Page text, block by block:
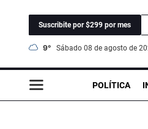
Suscribite por $299 por mes
9° sábado 08 de agosto de
POLÍTICA